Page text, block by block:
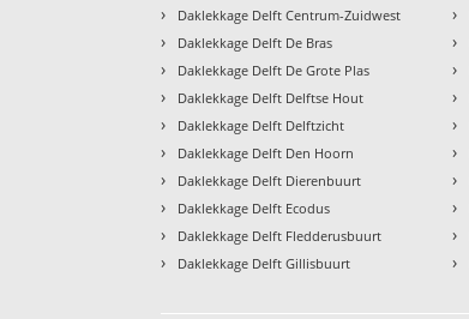
› Daklekkage Delft Centrum-Zuidwest
› Daklekkage Delft De Bras
› Daklekkage Delft De Grote Plas
› Daklekkage Delft Delftse Hout
› Daklekkage Delft Delftzicht
› Daklekkage Delft Den Hoorn
› Daklekkage Delft Dierenbuurt
› Daklekkage Delft Ecodus
› Daklekkage Delft Fledderusbuurt
› Daklekkage Delft Gillisbuurt
›
›
›
›
›
›
›
›
›
›